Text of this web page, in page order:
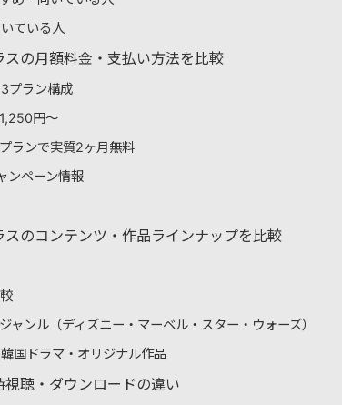
ている人
の月額料金・支払い方法を比較
プラン構成
円〜
ランで実質2ヶ月無料
ンペーン情報
のコンテンツ・作品ラインナップを比較
ャンル（ディズニー・マーベル・スター・ウォーズ）
国ドラマ・オリジナル作品
聴・ダウンロードの違い